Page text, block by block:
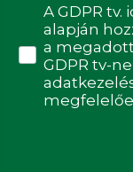
Adatvédelmi
A GDPR
alapján
a
GDPR tv-